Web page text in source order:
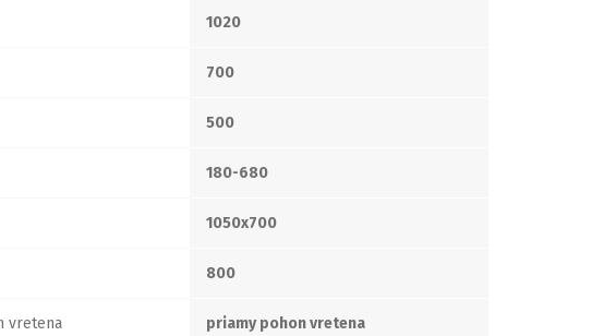
1020
700
500
180-680
1050x700
800
vretena priamy pohon vretena